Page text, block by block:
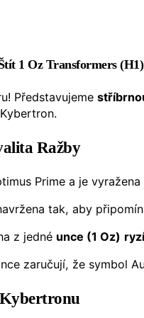
1 Oz Transformers (H1)
Představujeme
Ražby
Prime a je
tak, aby
z jedné unce (1 Oz)
zaručují, že symbol